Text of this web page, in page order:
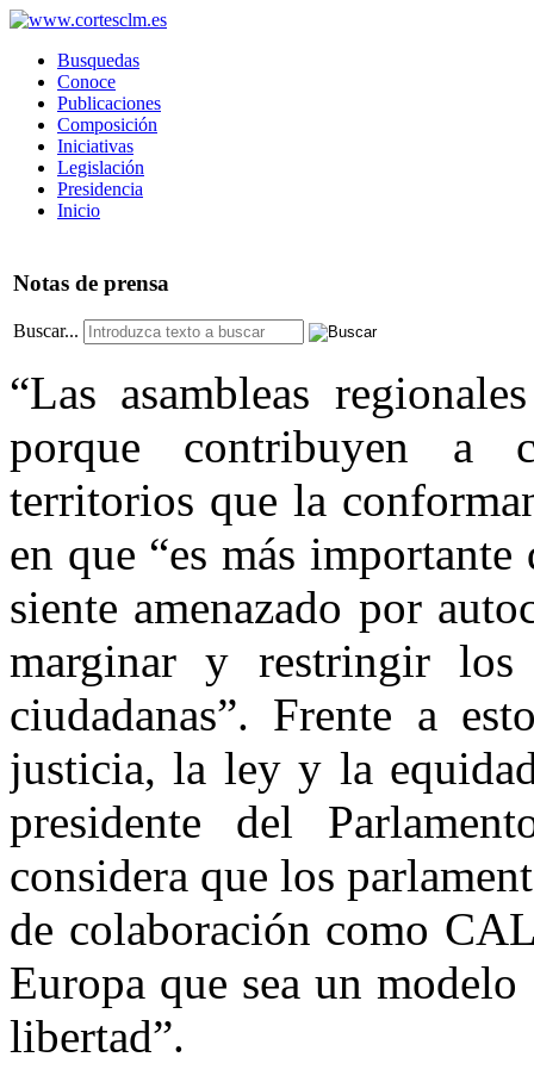
Busquedas
Conoce
Publicaciones
Composición
Iniciativas
Legislación
Presidencia
Inicio
Notas de prensa
Buscar...
“Las asambleas
porque contribuyen a
territorios que la
en que “es más
siente amenazado por
marginar y restringir los
ciudadanas”. Frente a
justicia, la ley y la
presidente del
considera que los
de colaboración como
Europa que sea un
libertad”.